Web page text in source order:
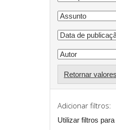
Retornar valores
Adicionar filtros:
Utilizar filtros